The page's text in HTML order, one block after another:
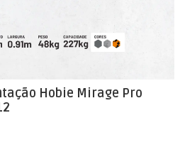
Hobie Mirage Pro